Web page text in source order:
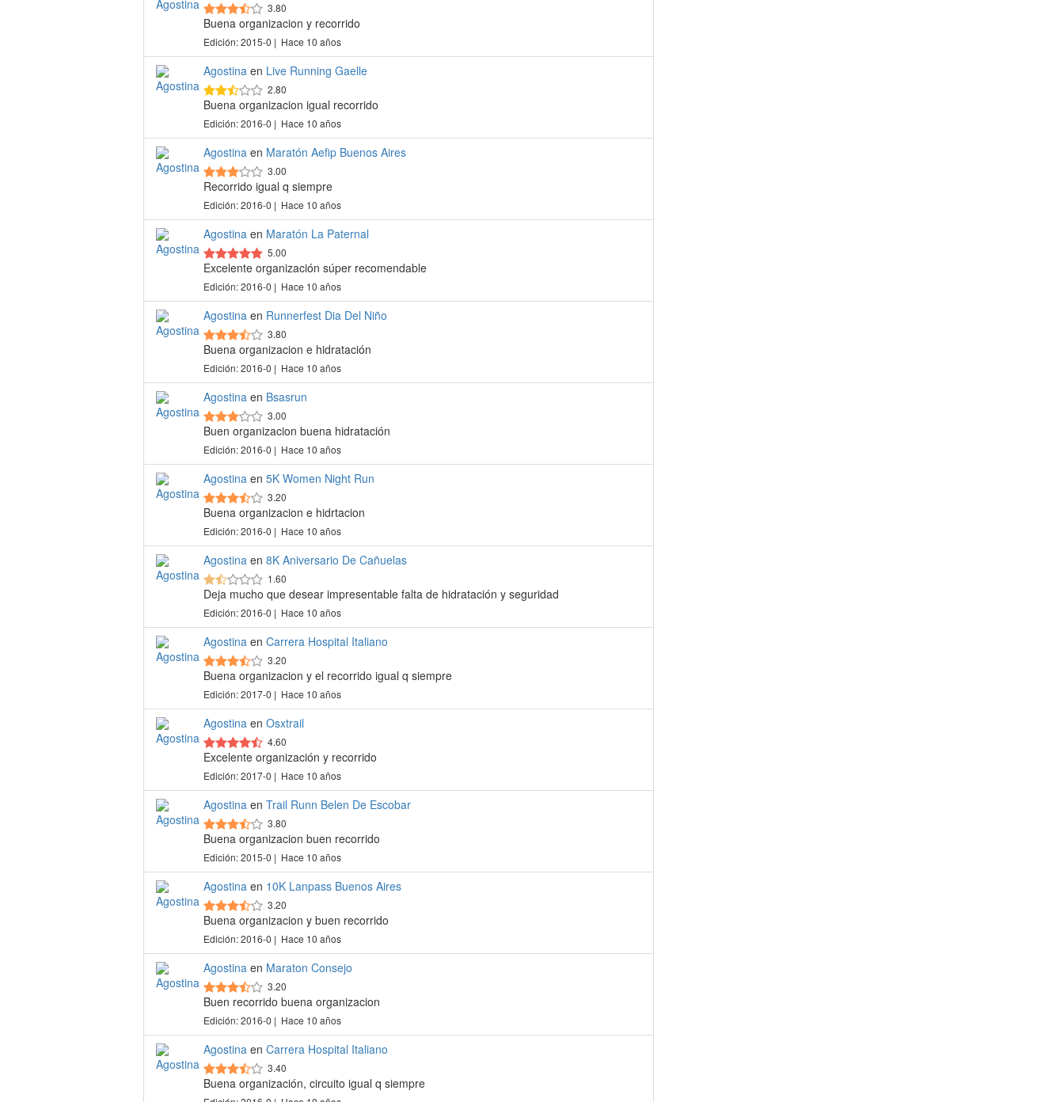
3.80
Buena organizacion y recorrido
Edición: 2015-0 | Hace 10 años
Agostina en Live Running Gaelle
2.80
Buena organizacion igual recorrido
Edición: 2016-0 | Hace 10 años
Agostina en Maratón Aefip Buenos Aires
3.00
Recorrido igual q siempre
Edición: 2016-0 | Hace 10 años
Agostina en Maratón La Paternal
5.00
Excelente organización súper recomendable
Edición: 2016-0 | Hace 10 años
Agostina en Runnerfest Dia Del Niño
3.80
Buena organizacion e hidratación
Edición: 2016-0 | Hace 10 años
Agostina en Bsasrun
3.00
Buen organizacion buena hidratación
Edición: 2016-0 | Hace 10 años
Agostina en 5K Women Night Run
3.20
Buena organizacion e hidrtacion
Edición: 2016-0 | Hace 10 años
Agostina en 8K Aniversario De Cañuelas
1.60
Deja mucho que desear impresentable falta de hidratación y seguridad
Edición: 2016-0 | Hace 10 años
Agostina en Carrera Hospital Italiano
3.20
Buena organizacion y el recorrido igual q siempre
Edición: 2017-0 | Hace 10 años
Agostina en Osxtrail
4.60
Excelente organización y recorrido
Edición: 2017-0 | Hace 10 años
Agostina en Trail Runn Belen De Escobar
3.80
Buena organizacion buen recorrido
Edición: 2015-0 | Hace 10 años
Agostina en 10K Lanpass Buenos Aires
3.20
Buena organizacion y buen recorrido
Edición: 2016-0 | Hace 10 años
Agostina en Maraton Consejo
3.20
Buen recorrido buena organizacion
Edición: 2016-0 | Hace 10 años
Agostina en Carrera Hospital Italiano
3.40
Buena organización, circuito igual q siempre